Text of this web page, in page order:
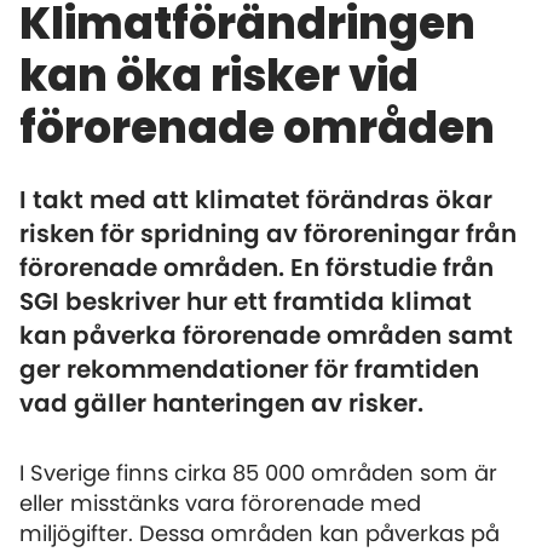
Klimatförändringen
kan öka risker vid
förorenade områden
I takt med att klimatet förändras ökar
risken för spridning av föroreningar från
förorenade områden. En förstudie från
SGI beskriver hur ett framtida klimat
kan påverka förorenade områden samt
ger rekommendationer för framtiden
vad gäller hanteringen av risker.
I Sverige finns cirka 85 000 områden som är
eller misstänks vara förorenade med
miljögifter. Dessa områden kan påverkas på